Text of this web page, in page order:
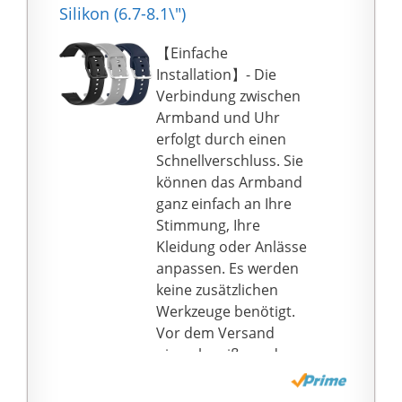
gibt zwei Öffnungen,
dadurch können Sie
problemlos während
des Sports Musik
hören.
Schutz und Sicherheit
Schützt Ihr Handy
gegen Staub, Regen
und Schweiß! Waschbar
mit ein wenig Seife und
Wasser! Mit Fach für
ihren Schlüssel – Sie
brauchen sich keien
Gedanken mehr
machen wo Sie Ihre
Sachen lassen während
Sie beim Sport sind!
Einstellbar Zwei Spalten
(A & B) zur Regulierung
Silikon (6.7-8.1\")
【Einfache
Installation】- Die
Verbindung zwischen
Armband und Uhr
erfolgt durch einen
Schnellverschluss. Sie
können das Armband
ganz einfach an Ihre
Stimmung, Ihre
Kleidung oder Anlässe
anpassen. Es werden
keine zusätzlichen
Werkzeuge benötigt.
Vor dem Versand
niemals reißen oder